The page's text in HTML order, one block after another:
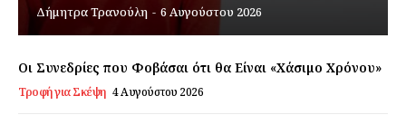
Δήμητρα Τρανούλη - 6 Αυγούστου 2026
Οι Συνεδρίες που Φοβάσαι ότι θα Είναι «Χάσιμο Χρόνου»
Τροφή για Σκέψη 4 Αυγούστου 2026